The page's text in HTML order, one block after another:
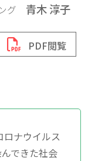
グ 青木 淳子
PDF閲覧
ナウイルス
できた社会